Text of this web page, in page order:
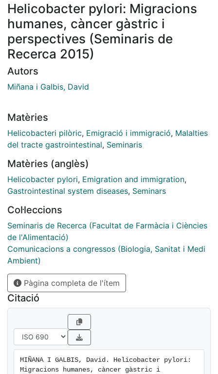
Helicobacter pylori: Migracions
humanes, càncer gàstric i
perspectives (Seminaris de
Recerca 2015)
Autors
Miñana i Galbis, David
Matèries
Helicobacteri pilòric, Emigració i immigració, Malalties
del tracte gastrointestinal, Seminaris
Matèries (anglès)
Helicobacter pylori, Emigration and immigration,
Gastrointestinal system diseases, Seminars
Col·leccions
Seminaris de Recerca (Facultat de Farmàcia i Ciències
de l'Alimentació)
Comunicacions a congressos (Biologia, Sanitat i Medi
Ambient)
Pàgina completa de l'ítem
Citació
MIÑANA I GALBIS, David. Helicobacter pylori:
Migracions humanes, càncer gàstric i